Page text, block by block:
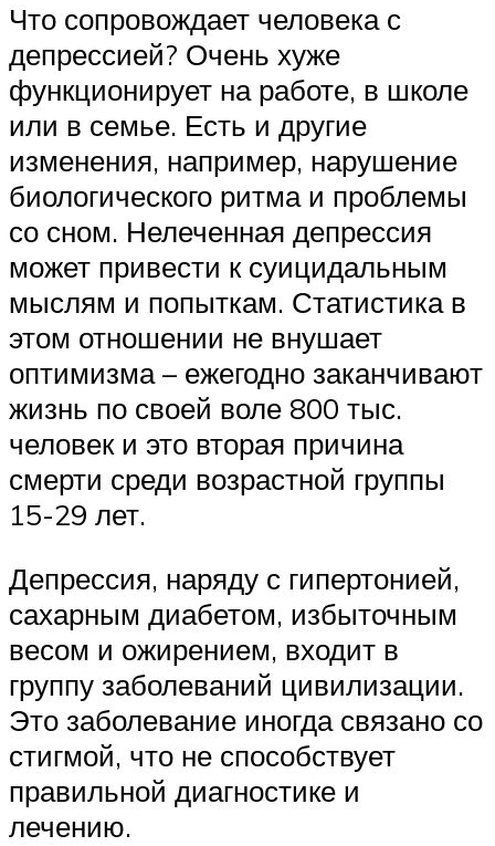
Что сопровождает человека с
депрессией? Очень хуже
функционирует на работе, в школе
или в семье. Есть и другие
изменения, например, нарушение
биологического ритма и проблемы
со сном. Нелеченная депрессия
может привести к суицидальным
мыслям и попыткам. Статистика в
этом отношении не внушает
оптимизма – ежегодно заканчивают
жизнь по своей воле 800 тыс.
человек и это вторая причина
смерти среди возрастной группы
15-29 лет.
Депрессия, наряду с гипертонией,
сахарным диабетом, избыточным
весом и ожирением, входит в
группу заболеваний цивилизации.
Это заболевание иногда связано со
стигмой, что не способствует
правильной диагностике и
лечению.